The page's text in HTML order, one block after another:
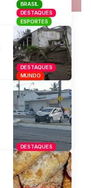
BRASIL
DESTAQUES
ESPORTES
DESTAQUES
MUNDO
DESTAQUES